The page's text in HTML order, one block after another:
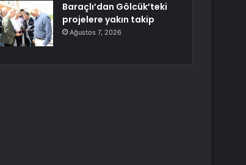
Baraçlı’dan Gölcük’teki
projelere yakın takip
Ağustos 7, 2026